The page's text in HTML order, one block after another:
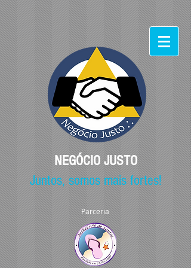
NEGÓCIO JUSTO
Juntos, somos mais fortes!
Parceria